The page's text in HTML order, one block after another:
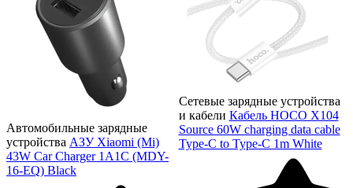
Автомобильные зарядные
устройства АЗУ Xiaomi (Mi)
43W Car Charger 1A1C (MDY-
16-EQ) Black
Сетевые зарядные устройства
и кабели Кабель HOCO X104
Source 60W charging data cable
Type-C to Type-C 1m White